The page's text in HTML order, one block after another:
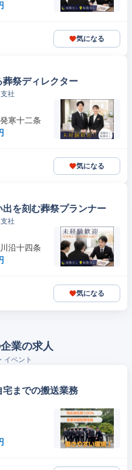
気になる
祭ディレクター
社
寒十二条
気になる
を刻む葬祭プランナー
社
沿十四条
気になる
業の求人
イベント
宅までの搬送業務